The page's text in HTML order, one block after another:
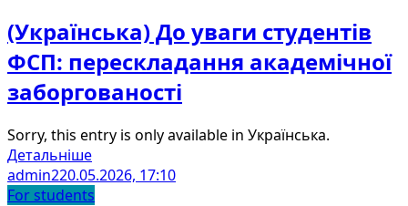
(Українська) До уваги студентів
ФСП: перескладання академічної
заборгованості
Sorry, this entry is only available in Українська.
Детальніше
admin220.05.2026, 17:10
For students